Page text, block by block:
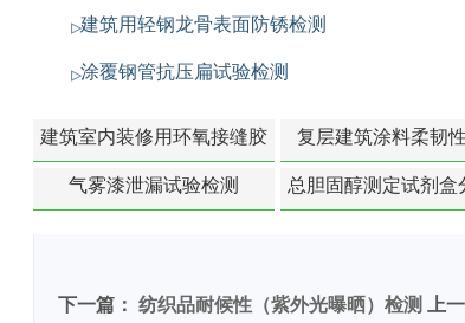
建筑用轻钢龙骨表面防锈检测
涂覆钢管抗压扁试验检测
建筑室内装修用环氧接缝胶
苯含量检测
复层建筑涂料柔韧
气雾漆泄漏试验检测
总胆固醇测定试剂盒
下一篇： 纺织品耐候性（紫外光曝晒）检测 上